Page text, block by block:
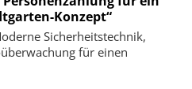
Konzept“
Sicherheitstechnik,
für einen